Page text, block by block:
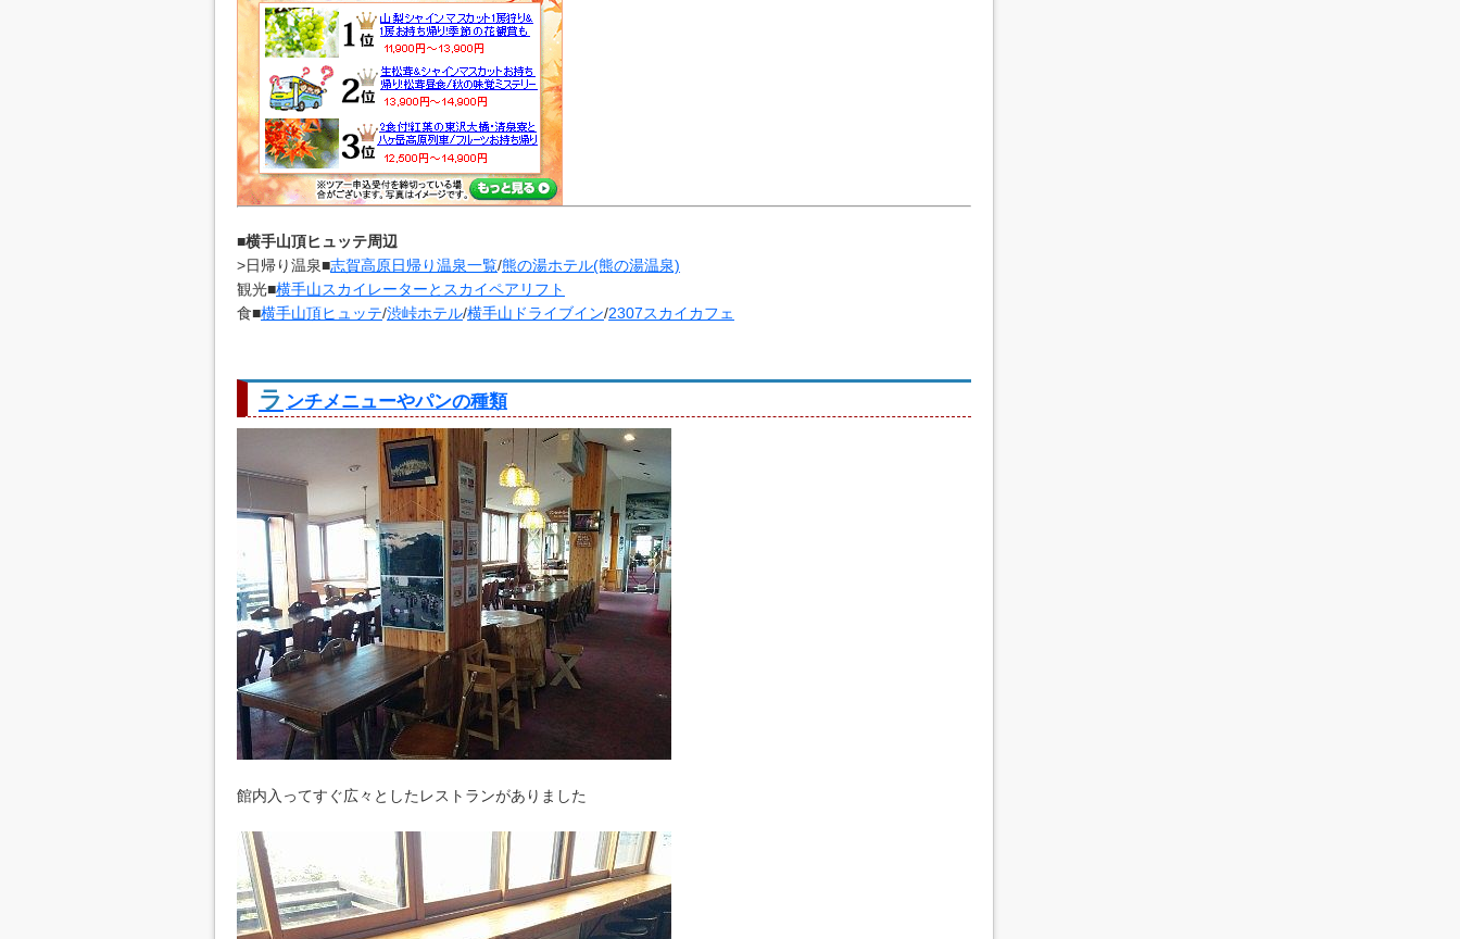
■横手山頂ヒュッテ周辺
>日帰り温泉■志賀高原日帰り温泉一覧/熊の湯ホテル(熊の湯温泉)
観光■横手山スカイレーターとスカイペアリフト
食■横手山頂ヒュッテ/渋峠ホテル/横手山ドライブイン/2307スカイカフェ
ラ ンチメニューやパンの種類
館内入ってすぐ広々としたレストランがありました